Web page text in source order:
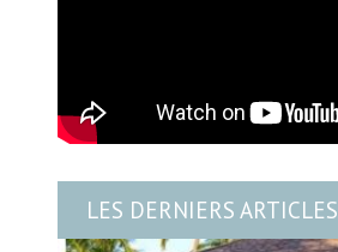
LES DERNIERS ARTICLES